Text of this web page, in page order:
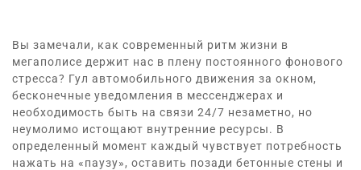
Вы замечали, как современный ритм жизни в
мегаполисе держит нас в плену постоянного фонового
стресса? Гул автомобильного движения за окном,
бесконечные уведомления в мессенджерах и
необходимость быть на связи 24/7 незаметно, но
неумолимо истощают внутренние ресурсы. В
определенный момент каждый чувствует потребность
нажать на «паузу», оставить позади бетонные стены и